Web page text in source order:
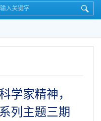
学家精神，
列主题三期